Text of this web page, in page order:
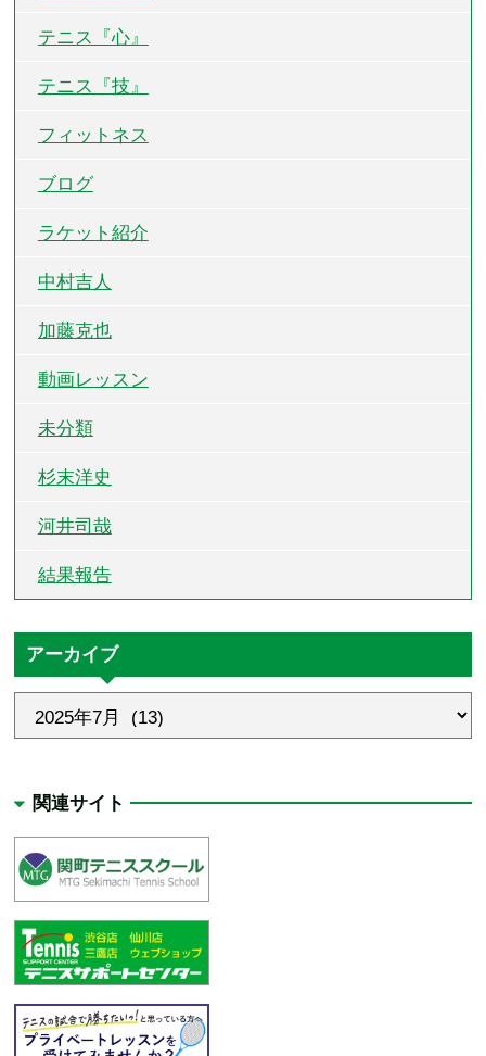
テニス『心』
テニス『技』
フィットネス
ブログ
ラケット紹介
中村吉人
加藤克也
動画レッスン
未分類
杉末洋史
河井司哉
結果報告
アーカイブ
関連サイト